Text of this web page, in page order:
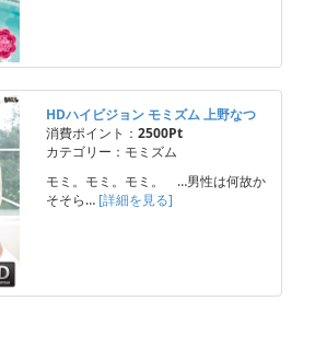
HDハイビジョン モミズム 上野なつ
消費ポイント： 2500Pt
カテゴリー：モミズム
モミ。モミ。モミ。 …男性は何故か
そそら… [詳細を見る]